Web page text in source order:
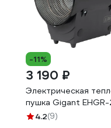
-11%
3 190 ₽
Электрическая
пушка Gigant EHGR-
4.2(9)